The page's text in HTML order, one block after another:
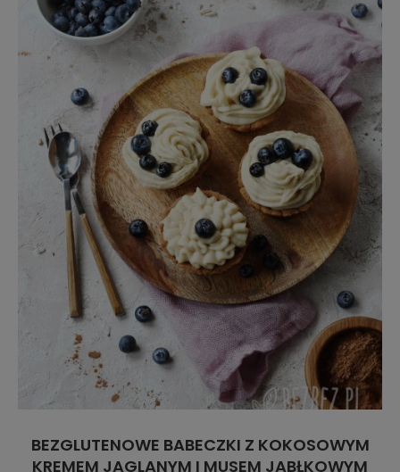
BEZGLUTENOWE BABECZKI Z KOKOSOWYM
KREMEM JAGLANYM I MUSEM JABŁKOWYM